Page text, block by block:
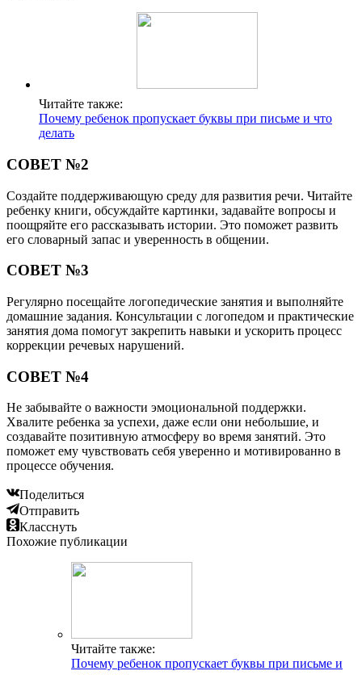
Читайте также:
Почему ребенок пропускает буквы при письме и что
делать
СОВЕТ №2
Создайте поддерживающую среду для развития речи. Читайте
ребенку книги, обсуждайте картинки, задавайте вопросы и
поощряйте его рассказывать истории. Это поможет развить
его словарный запас и уверенность в общении.
СОВЕТ №3
Регулярно посещайте логопедические занятия и выполняйте
домашние задания. Консультации с логопедом и практические
занятия дома помогут закрепить навыки и ускорить процесс
коррекции речевых нарушений.
СОВЕТ №4
Не забывайте о важности эмоциональной поддержки.
Хвалите ребенка за успехи, даже если они небольшие, и
создавайте позитивную атмосферу во время занятий. Это
поможет ему чувствовать себя уверенно и мотивированно в
процессе обучения.
Поделиться
Отправить
Класснуть
Похожие публикации
Читайте также:
Почему ребенок пропускает буквы при письме и